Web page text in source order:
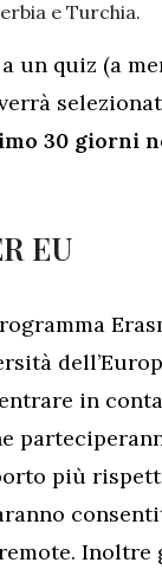
e Turchia.
un quiz (a
30 giorni
EU
in
più